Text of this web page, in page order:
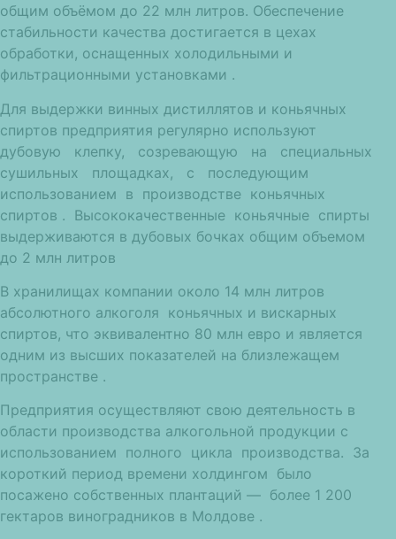
общим объёмом до 22 млн литров. Обеспечение
стабильности качества достигается в цехах
обработки, оснащенных холодильными и
фильтрационными установками .
Для выдержки винных дистиллятов и коньячных
спиртов предприятия регулярно используют
дубовую клепку, созревающую на специальных
сушильных площадках, с последующим
использованием в производстве коньячных
спиртов . Высококачественные коньячные спирты
выдерживаются в дубовых бочках общим объемом
до 2 млн литров
В хранилищах компании около 14 млн литров
абсолютного алкоголя коньячных и вискарных
спиртов, что эквивалентно 80 млн евро и является
одним из высших показателей на близлежащем
пространстве .
Предприятия осуществляют свою деятельность в
области производства алкогольной продукции с
использованием полного цикла производства. За
короткий период времени холдингом было
посажено собственных плантаций — более 1 200
гектаров виноградников в Молдове .